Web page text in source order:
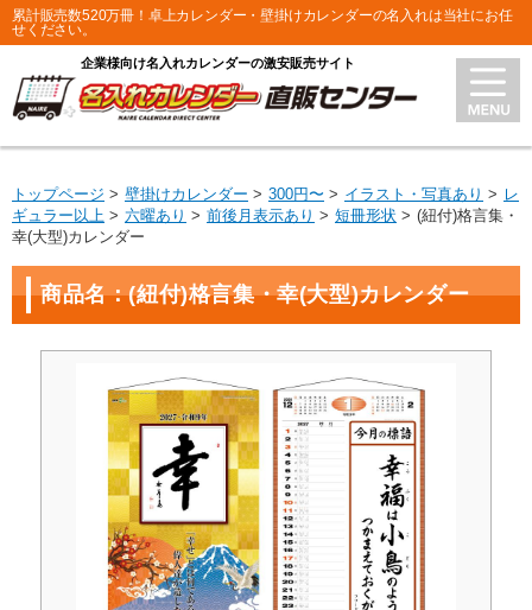
累計販売数520万冊！卓上カレンダー・壁掛けカレンダーの名入れは当社にお任
せください。
企業様向け名入れカレンダーの激安販売サイト
トップページ 壁掛けカレンダー 300円〜 イラスト・写真あり
レ
ギュラー以上
六曜あり 前後月表示あり 短冊形状
(紐付)格言集・
幸(大型)カレンダー
商品名：(紐付)格言集・幸(大型)カレンダー